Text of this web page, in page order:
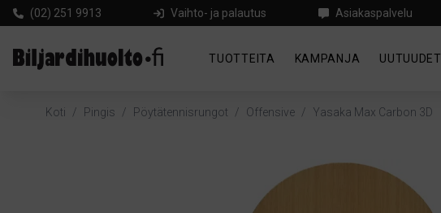
(02) 251 9913 Vaihto- ja palautus Asiakaspalvelu
TUOTTEITA KAMPANJA UUTUUDET
Koti / Pingis / Pöytätennisrungot / Offensive / Yasaka Max Carbon 3D